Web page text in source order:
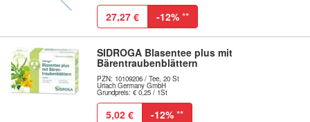
27,27 € -12% **
SIDROGA Blasentee plus mit
Bärentraubenblättern
PZN: 10109206 / Tee, 20 St
Uriach Germany GmbH
Grundpreis: € 0,25 / 1St
5,02 € -12% **